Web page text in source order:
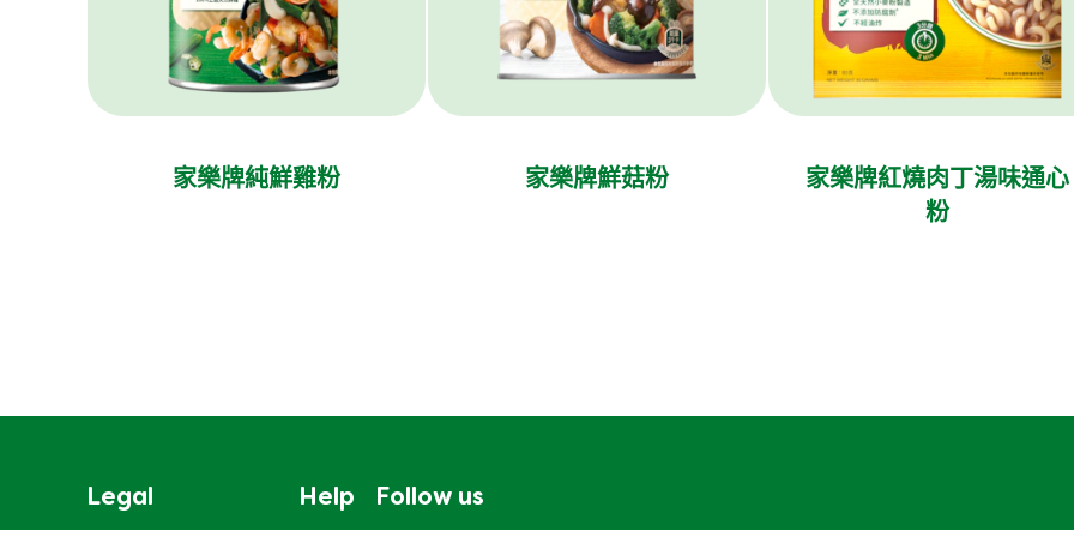
家樂牌純鮮雞粉 家樂牌鮮菇粉
家樂牌紅燒肉丁湯味通心
粉
Legal Help Follow us